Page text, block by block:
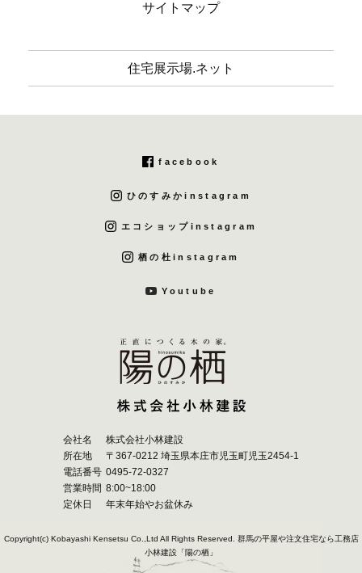
サイトマップ
住宅展示場.ネット
facebook
ひのすみかinstagram
エコショップinstagram
栖の杜instagram
Youtube
会社名
株式会社小林建設
所在地
〒367-0212 埼玉県本庄市児玉町児玉2454-1
電話番号 0495-72-0327
営業時間 8:00~18:00
定休日
年末年始やお盆休み
Copyright(c) Kobayashi Kensetsu Co.,Ltd All Rights Reserved. 群馬の平屋や注文住宅なら工務店
小林建設「陽の栖」